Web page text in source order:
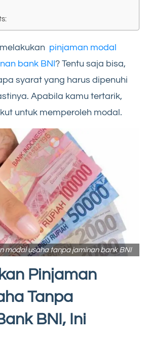
pinjaman modal
bank BNI? Tentu saja bisa,
syarat yang harus dipenuhi
Apabila kamu tertarik,
untuk memperoleh modal.
modal usaha tanpa jaminan bank BNI
Pinjaman
Tanpa
BNI, Ini